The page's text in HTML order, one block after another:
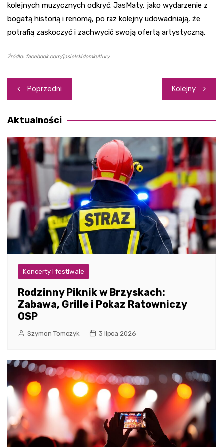
kolejnych muzycznych odkryć. JasMaty, jako wydarzenie z
bogatą historią i renomą, po raz kolejny udowadniają, że
potrafią zaskoczyć i zachwycić swoją ofertą artystyczną.
Źródło: facebook.com/jasielskidomkultury
Nawigacja
wpisu
Poprzedni Kolejny
Aktualności
Koncerty i festiwale
Rodzinny Piknik w Brzyskach:
Zabawa, Grille i Pokaz Ratowniczy
OSP
Szymon Tomczyk 3 lipca 2026